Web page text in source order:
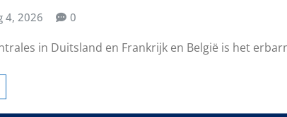
4, 2026 0
in Duitsland en Frankrijk en België is het